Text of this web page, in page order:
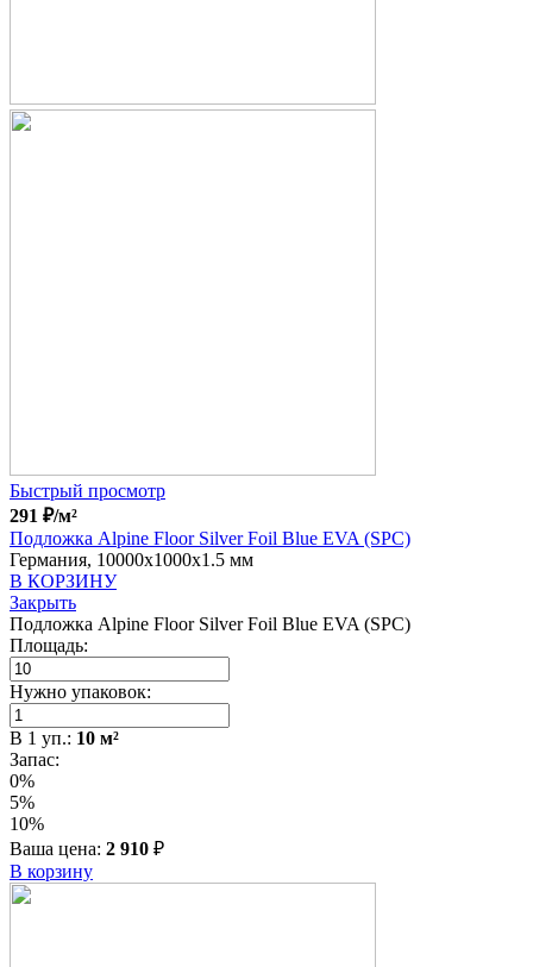
Быстрый просмотр
291 ₽/м²
Подложка Alpine Floor Silver Foil Blue EVA (SPC)
Германия, 10000x1000x1.5 мм
В КОРЗИНУ
Закрыть
Подложка Alpine Floor Silver Foil Blue EVA (SPC)
Площадь:
Нужно упаковок:
В 1 уп.: 10 м²
Запас:
0%
5%
10%
Ваша цена: 2 910 ₽
В корзину